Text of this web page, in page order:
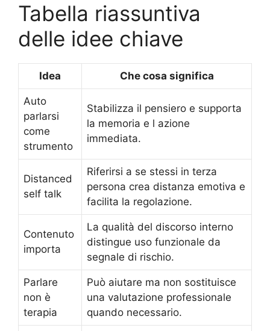
Tabella riassuntiva
delle idee chiave
Idea Che cosa significa
Auto
parlarsi
come
strumento
Stabilizza il pensiero e supporta
la memoria e l azione
immediata.
Distanced
self talk
Riferirsi a se stessi in terza
persona crea distanza emotiva e
facilita la regolazione.
Contenuto
importa
La qualità del discorso interno
distingue uso funzionale da
segnale di rischio.
Parlare
non è
terapia
Può aiutare ma non sostituisce
una valutazione professionale
quando necessario.